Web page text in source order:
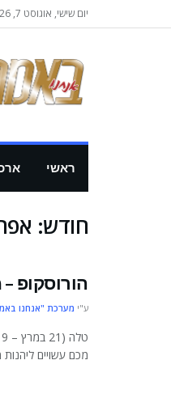
יום שישי, אוגוסט 7, 2026
ראשי
חודש:
הורוסקופ –
ע"י מערכת "אנחנו
מכם עשויים